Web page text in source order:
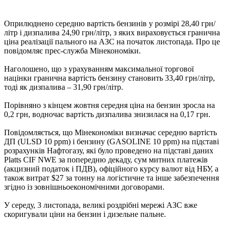
Оприлюднено середню вартість бензинів у розмірі 28,40 грн/
літр і дизпалива 24,90 грн/літр, з яких вираховується гранична
ціна реалізації пального на АЗС на початок листопада. Про це
повідомляє прес-служба Мінекономіки.
Наголошено, що з урахуванням максимальної торгової
націнки гранична вартість бензину становить 33,40 грн/літр,
тоді як дизпалива – 31,90 грн/літр.
Порівняно з кінцем жовтня середня ціна на бензин зросла на
0,2 грн, водночас вартість дизпалива знизилася на 0,17 грн.
Повідомляється, що Мінекономіки визначає середню вартість
ДП (ULSD 10 ppm) і бензину (GASOLINE 10 ppm) на підставі
розрахунків Нафтогазу, які було проведено на підставі даних
Platts CIF NWE за попередню декаду, сум митних платежів
(акцизний податок і ПДВ), офіційного курсу валют від НБУ, а
також витрат $27 за тонну на логістичне та інше забезпечення
згідно із зовнішньоекономічними договорами.
У середу, 3 листопада, великі роздрібні мережі АЗС вже
скоригували ціни на бензин і дизельне пальне.